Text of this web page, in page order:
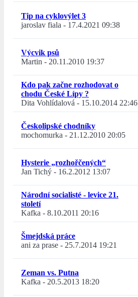
Tip na cyklovýlet 3
jaroslav fiala - 17.4.2021 09:38
Výcvik psů
Martin - 20.11.2010 19:37
Kdo pak začne rozhodovat o
chodu České Lípy ?
Dita Vohlídalová - 15.10.2014 22:46
Českolipské chodníky
mochomurka - 21.12.2010 20:05
Hysterie „rozhořčených“
Jan Tichý - 16.2.2012 13:07
Národní socialisté - levice 21.
století
Kafka - 8.10.2011 20:16
Šmejdská práce
ani za prase - 25.7.2014 19:21
Zeman vs. Putna
Kafka - 20.5.2013 18:20